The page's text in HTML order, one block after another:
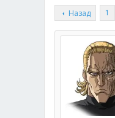
т
о
т
Назад 1